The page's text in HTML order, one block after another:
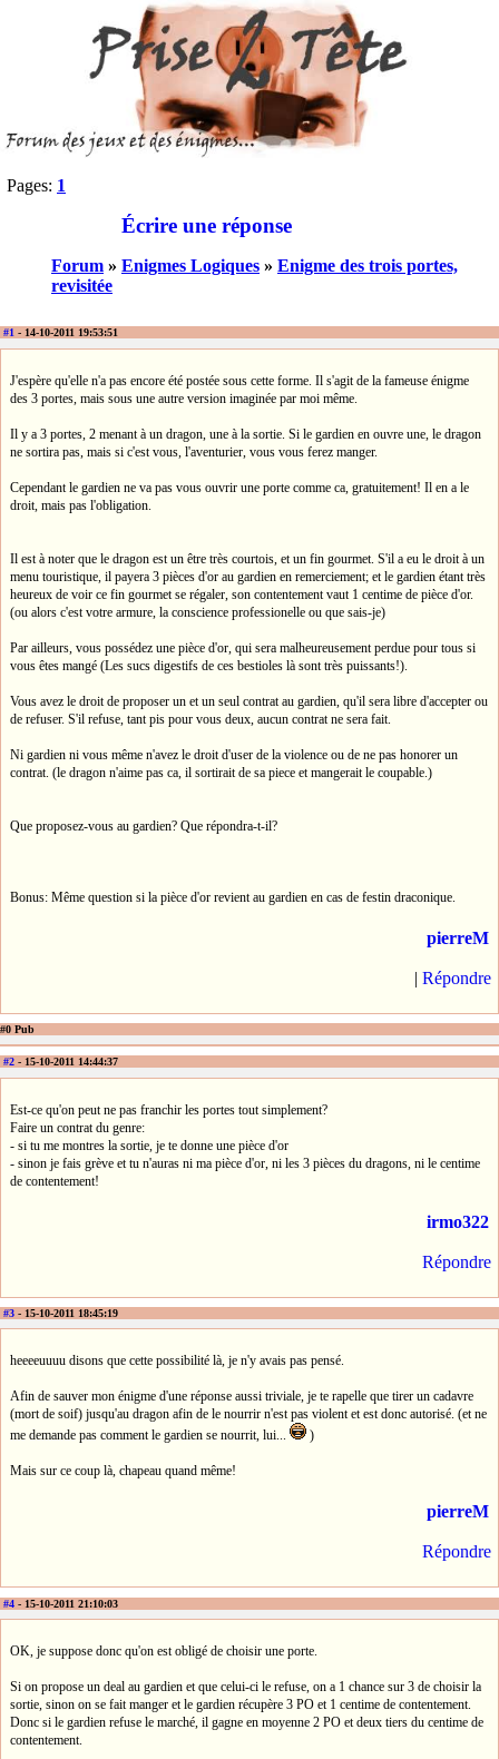
Pages: 1
Écrire une réponse
Forum » Enigmes Logiques » Enigme des trois portes,
revisitée
#1 - 14-10-2011 19:53:51
J'espère qu'elle n'a pas encore été postée sous cette forme. Il s'agit de la fameuse énigme
des 3 portes, mais sous une autre version imaginée par moi même.
Il y a 3 portes, 2 menant à un dragon, une à la sortie. Si le gardien en ouvre une, le dragon
ne sortira pas, mais si c'est vous, l'aventurier, vous vous ferez manger.
Cependant le gardien ne va pas vous ouvrir une porte comme ca, gratuitement! Il en a le
droit, mais pas l'obligation.
Il est à noter que le dragon est un être très courtois, et un fin gourmet. S'il a eu le droit à un
menu touristique, il payera 3 pièces d'or au gardien en remerciement; et le gardien étant très
heureux de voir ce fin gourmet se régaler, son contentement vaut 1 centime de pièce d'or.
(ou alors c'est votre armure, la conscience professionelle ou que sais-je)
Par ailleurs, vous possédez une pièce d'or, qui sera malheureusement perdue pour tous si
vous êtes mangé (Les sucs digestifs de ces bestioles là sont très puissants!).
Vous avez le droit de proposer un et un seul contrat au gardien, qu'il sera libre d'accepter ou
de refuser. S'il refuse, tant pis pour vous deux, aucun contrat ne sera fait.
Ni gardien ni vous même n'avez le droit d'user de la violence ou de ne pas honorer un
contrat. (le dragon n'aime pas ca, il sortirait de sa piece et mangerait le coupable.)
Que proposez-vous au gardien? Que répondra-t-il?
Bonus: Même question si la pièce d'or revient au gardien en cas de festin draconique.
pierreM
| Répondre
#0 Pub
#2 - 15-10-2011 14:44:37
Est-ce qu'on peut ne pas franchir les portes tout simplement?
Faire un contrat du genre:
- si tu me montres la sortie, je te donne une pièce d'or
- sinon je fais grève et tu n'auras ni ma pièce d'or, ni les 3 pièces du dragons, ni le centime
de contentement!
irmo322
Répondre
#3 - 15-10-2011 18:45:19
heeeeuuuu disons que cette possibilité là, je n'y avais pas pensé.
Afin de sauver mon énigme d'une réponse aussi triviale, je te rapelle que tirer un cadavre
(mort de soif) jusqu'au dragon afin de le nourrir n'est pas violent et est donc autorisé. (et ne
me demande pas comment le gardien se nourrit, lui...
)
Mais sur ce coup là, chapeau quand même!
pierreM
Répondre
#4 - 15-10-2011 21:10:03
OK, je suppose donc qu'on est obligé de choisir une porte.
Si on propose un deal au gardien et que celui-ci le refuse, on a 1 chance sur 3 de choisir la
sortie, sinon on se fait manger et le gardien récupère 3 PO et 1 centime de contentement.
Donc si le gardien refuse le marché, il gagne en moyenne 2 PO et deux tiers du centime de
contentement.